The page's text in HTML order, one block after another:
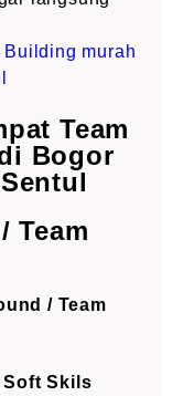
Team
Bogor
Team
/ Team
Soft Skils